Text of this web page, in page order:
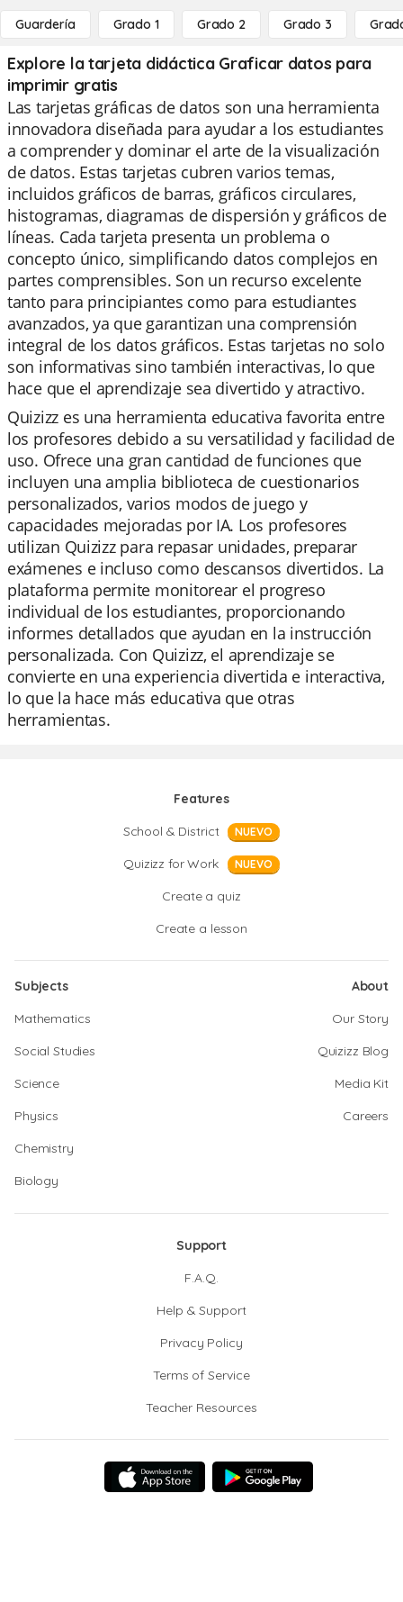
Guardería Grado 1 Grado 2 Grado 3
Explore la tarjeta didáctica Graficar datos para
imprimir gratis
Las tarjetas gráficas de datos son una herramienta
innovadora diseñada para ayudar a los estudiantes
a comprender y dominar el arte de la visualización
de datos. Estas tarjetas cubren varios temas,
incluidos gráficos de barras, gráficos circulares,
histogramas, diagramas de dispersión y gráficos de
líneas. Cada tarjeta presenta un problema o
concepto único, simplificando datos complejos en
partes comprensibles. Son un recurso excelente
tanto para principiantes como para estudiantes
avanzados, ya que garantizan una comprensión
integral de los datos gráficos. Estas tarjetas no solo
son informativas sino también interactivas, lo que
hace que el aprendizaje sea divertido y atractivo.
Quizizz es una herramienta educativa favorita entre
los profesores debido a su versatilidad y facilidad de
uso. Ofrece una gran cantidad de funciones que
incluyen una amplia biblioteca de cuestionarios
personalizados, varios modos de juego y
capacidades mejoradas por IA. Los profesores
utilizan Quizizz para repasar unidades, preparar
exámenes e incluso como descansos divertidos. La
plataforma permite monitorear el progreso
individual de los estudiantes, proporcionando
informes detallados que ayudan en la instrucción
personalizada. Con Quizizz, el aprendizaje se
convierte en una experiencia divertida e interactiva,
lo que la hace más educativa que otras
herramientas.
Features
School & District
NUEVO
Quizizz for Work NUEVO
Create a quiz
Create a lesson
Subjects
Mathematics
Social Studies
Science
Physics
Chemistry
Biology
About
Our Story
Quizizz Blog
Media Kit
Careers
Support
F.A.Q.
Help & Support
Privacy Policy
Terms of Service
Teacher Resources